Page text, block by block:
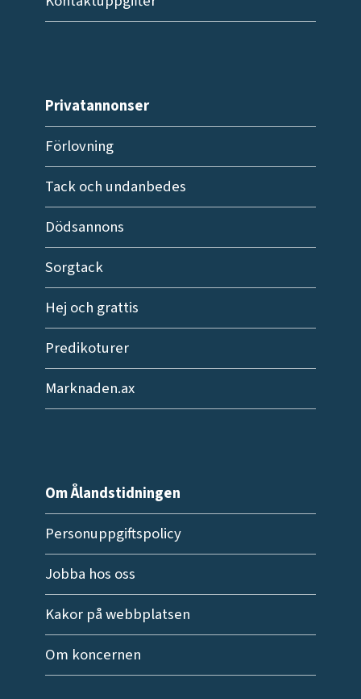
Privatannonser
Förlovning
Tack och undanbedes
Dödsannons
Sorgtack
Hej och grattis
Predikoturer
Marknaden.ax
Om Ålandstidningen
Personuppgiftspolicy
Jobba hos oss
Kakor på webbplatsen
Om koncernen